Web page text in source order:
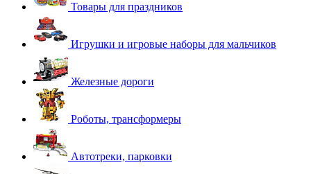
Товары для праздников
Игрушки и игровые наборы для мальчиков
Железные дороги
Роботы, трансформеры
Автотреки, парковки